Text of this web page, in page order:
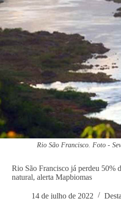
Rio São Francisco. Foto -
Rio São Francisco já perdeu 50%
natural, alerta Mapbiomas
14 de julho de 2022